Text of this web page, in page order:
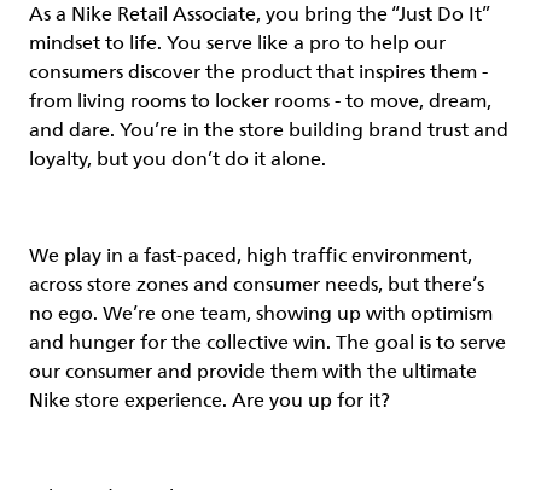
As a Nike Retail Associate, you bring the “Just Do It”
mindset to life. You serve like a pro to help our
consumers discover the product that inspires them -
from living rooms to locker rooms - to move, dream,
and dare. You’re in the store building brand trust and
loyalty, but you don’t do it alone.
We play in a fast-paced, high traffic environment,
across store zones and consumer needs, but there’s
no ego. We’re one team, showing up with optimism
and hunger for the collective win. The goal is to serve
our consumer and provide them with the ultimate
Nike store experience. Are you up for it?